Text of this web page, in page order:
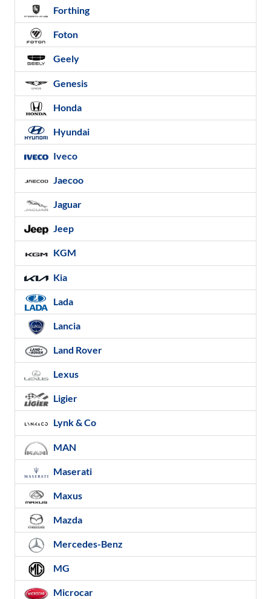
Forthing
Foton
Geely
Genesis
Honda
Hyundai
Iveco
Jaecoo
Jaguar
Jeep
KGM
Kia
Lada
Lancia
Land Rover
Lexus
Ligier
Lynk & Co
MAN
Maserati
Maxus
Mazda
Mercedes-Benz
MG
Microcar